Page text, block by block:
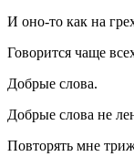
И оно-то как
Говорится
Добрые слова.
Добрые слова не
Повторять мне